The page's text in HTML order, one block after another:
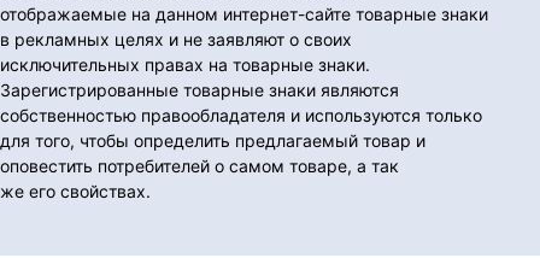
отображаемые на данном интернет-сайте товарные знаки
в рекламных целях и не заявляют о своих
исключительных правах на товарные знаки.
Зарегистрированные товарные знаки являются
собственностью правообладателя и используются только
для того, чтобы определить предлагаемый товар и
оповестить потребителей о самом товаре, а так
же его свойствах.